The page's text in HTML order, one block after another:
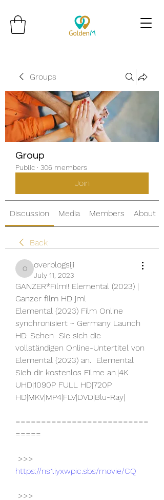
Groups
Group
Public · 306 members
Join
Discussion Media Members About
Back
overblogsiji
overblogsiji
July 11, 2023
GANZER*Film!! Elemental (2023) |
Ganzer film HD jml
Elemental (2023) Film Online
synchronisiert ~ Germany Launch
HD. Sehen  Sie sich die
vollständigen Online-Untertitel von
Elemental (2023) an.  Elemental
Sieh dir kostenlos Filme an.|4K
UHD|1090P FULL HD|720P
HD|MKV|MP4|FLV|DVD|Blu-Ray|
==========================
=====
https://ns1.iyxwpic.sbs/movie/CQ